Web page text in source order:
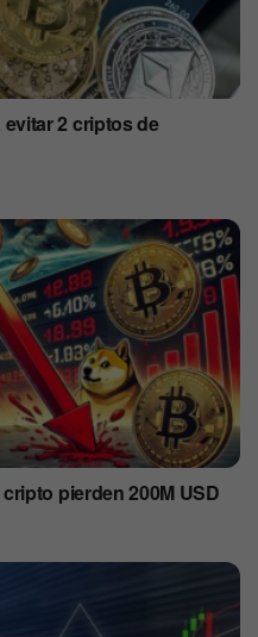
2 criptos de
pierden 200M USD